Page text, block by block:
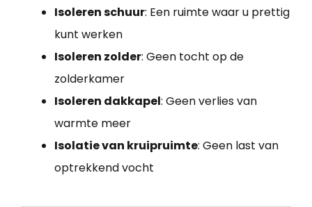
Isoleren schuur: Een ruimte waar u prettig
kunt werken
Isoleren zolder: Geen tocht op de
zolderkamer
Isoleren dakkapel: Geen verlies van
warmte meer
Isolatie van kruipruimte: Geen last van
optrekkend vocht